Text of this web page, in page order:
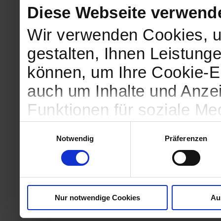
Diese Webseite
Wir verwenden Cookies,
gestalten, Ihnen
können, um Ihre Cookie-
auch um Inhalte und
Funktionen für soziale
geben wir Informationen
Website an unsere
und Analysen weiter, die
kein angemessenes
Notwendig
Präferenzen
Nur notwendige Cookies